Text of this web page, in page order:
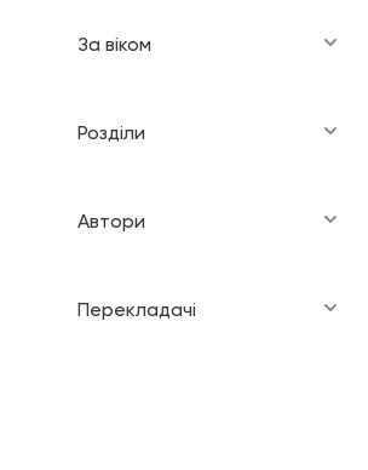
За віком
Розділи
Автори
Перекладачі